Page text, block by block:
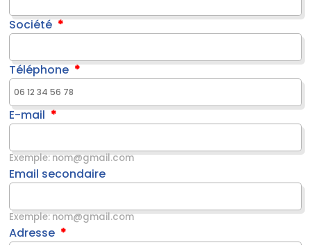
Société
Téléphone
E-mail
Exemple: nom@gmail.com
Email secondaire
Exemple: nom@gmail.com
Adresse